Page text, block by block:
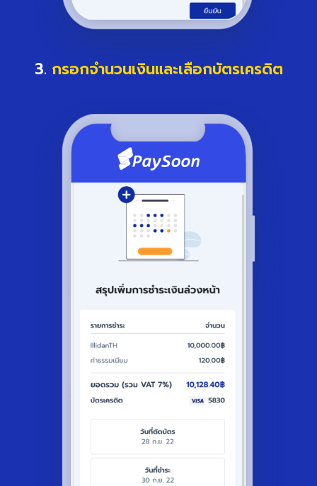
3. กรอกจำนวนเงินและเลือกบัตรเครดิต